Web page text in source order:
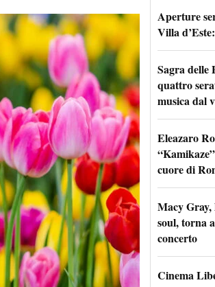
Aperture
Villa
Sagra delle
quattro
musica dal
Eleazaro
cuore di
Macy Gray,
soul, torna
concerto
Cinema